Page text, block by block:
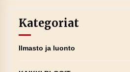
Kategoriat
Ilmasto ja luonto